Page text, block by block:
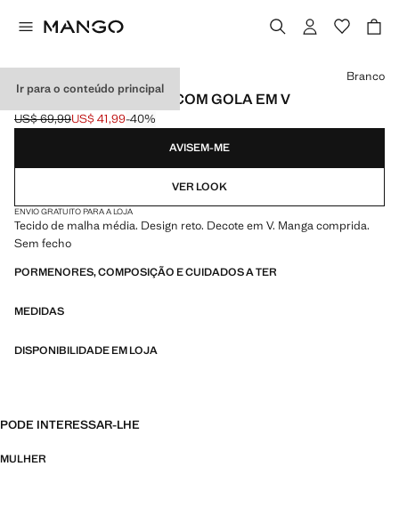
Ir para o conteúdo principal
CAMISOLA DE MALHA COM GOLA EM V
Preço inicial riscado [US$ 69,99 ]
US$ 69,99
Preço atual [US$ 41,99 ]
US$ 41,99-40%
Selecione uma cor
Branco
AVISEM-ME
VER LOOK
ENVIO GRATUITO PARA A LOJA
Tecido de malha média. Design reto. Decote em V. Manga comprida.
Sem fecho
PORMENORES, COMPOSIÇÃO E CUIDADOS A TER
MEDIDAS
DISPONIBILIDADE EM LOJA
PODE INTERESSAR-LHE
MULHER